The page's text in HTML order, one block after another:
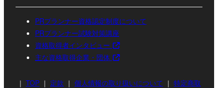
PRプランナー資格認定制度について
PRプランナー試験対策講座
資格取得者インタビュー
主な資格取得企業・団体
｜ TOP ｜ 定款 ｜ 個人情報の取り扱いについて ｜ 特定商取